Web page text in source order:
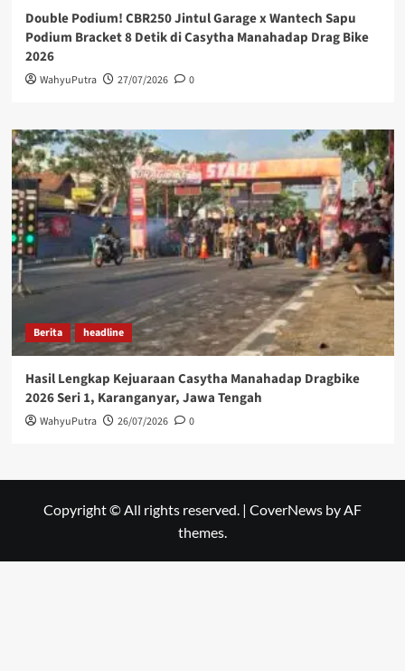
Double Podium! CBR250 Jintul Garage x Wantech Sapu
Podium Bracket 8 Detik di Casytha Manahadap Drag Bike
2026
WahyuPutra 27/07/2026 0
Berita headline
Hasil Lengkap Kejuaraan Casytha Manahadap Dragbike
2026 Seri 1, Karanganyar, Jawa Tengah
WahyuPutra 26/07/2026 0
Copyright © All rights reserved. | CoverNews by AF
themes.